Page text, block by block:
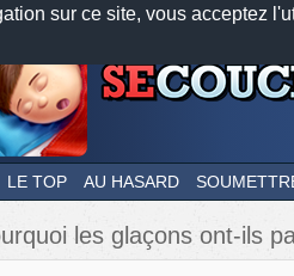
sur ce site, vous acceptez
LE TOP AU HASARD
les glaçons ont-ils